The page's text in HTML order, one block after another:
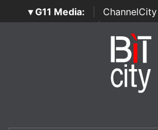
▾ G11 Media: ChannelCity
SecurityOpenLab | Italian
Italian